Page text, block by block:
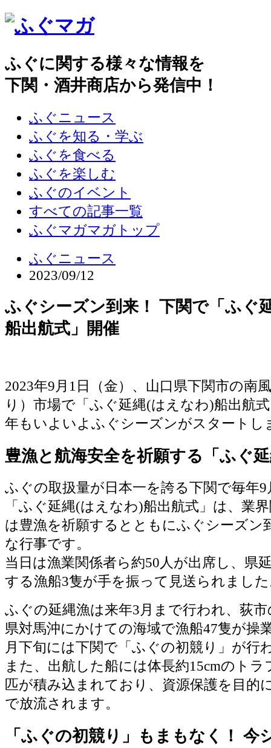
ふぐに関する様々な情報を
下関・酒井商店から発信中！
ふぐニュース
ふぐを知る・学ぶ
ふぐを食べる
ふぐを楽しむ
ふぐのイベント
すべての記事一覧
ふぐマガマガトップ
ふぐニュース
2023/09/12
ふぐシーズン到来！ 下関で「ふぐ
船出航式」開催
2023年9月1日（金）、山口県下関市の南
り）市場で「ふぐ延縄(はえなわ)船出航
年もいよいよふぐシーズンがスタートし
豊漁と航海安全を祈願する「ふぐ
ふぐの取扱量が日本一を誇る下関で毎年
「ふぐ延縄(はえなわ)船出航式」は、業
は豊漁を祈願するとともにふぐシーズン
な行事です。
当日は漁業関係者ら約50人が出席し、県
する漁船3隻が手を振って見送られまし
ふぐの延縄漁は来年3月まで行われ、荻
県対馬沖にかけての海域で漁船47隻が操
月下旬には下関で「ふぐの初競り」が行
また、出航した船には体長約15cmのトラ
匹が積み込まれており、資源保護を目的
で放流されます。
「ふぐの初競り」もまもなく！ 今